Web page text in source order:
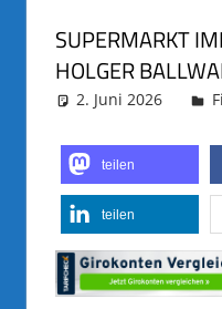
SUPERMARKT
HOLGER
2. Juni 2026
teilen
teilen